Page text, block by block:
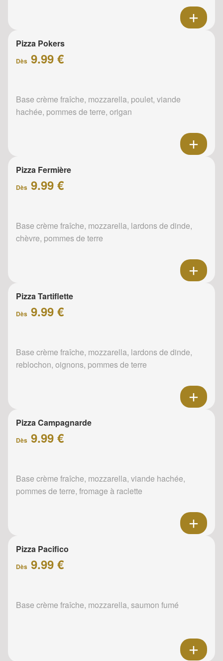
Pizza Pokers
Dès 9.99 €
Base crème fraîche, mozzarella, poulet, viande
hachée, pommes de terre, origan
Pizza Fermière
Dès 9.99 €
Base crème fraîche, mozzarella, lardons de dinde,
chèvre, pommes de terre
Pizza Tartiflette
Dès 9.99 €
Base crème fraîche, mozzarella, lardons de dinde,
reblochon, oignons, pommes de terre
Pizza Campagnarde
Dès 9.99 €
Base crème fraîche, mozzarella, viande hachée,
pommes de terre, fromage à raclette
Pizza Pacifico
Dès 9.99 €
Base crème fraîche, mozzarella, saumon fumé